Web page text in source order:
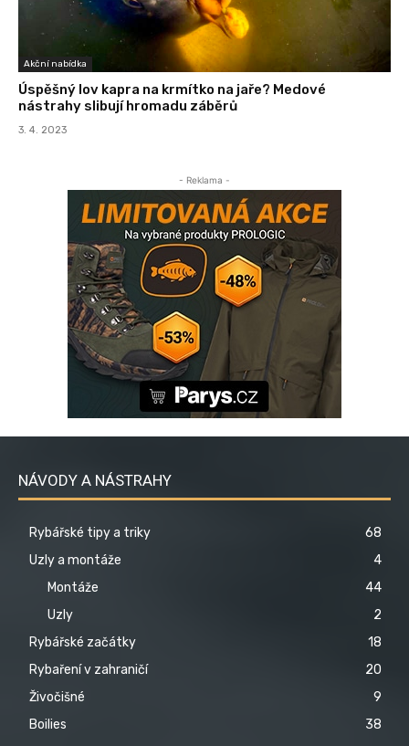
Akční nabídka
Úspěšný lov kapra na krmítko na jaře? Medové
nástrahy slibují hromadu záběrů
3. 4. 2023
- Reklama -
NÁVODY A NÁSTRAHY
Rybářské tipy a triky
68
Uzly a montáže
4
Montáže
44
Uzly
2
Rybářské začátky
18
Rybaření v zahraničí
20
Živočišné
9
Boilies
38